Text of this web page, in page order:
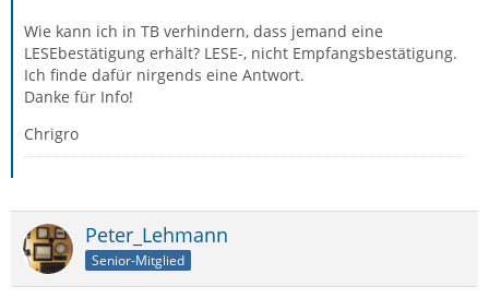
Wie kann ich in TB verhindern, dass jemand eine
LESEbestätigung erhält? LESE-, nicht Empfangsbestätigung.
Ich finde dafür nirgends eine Antwort.
Danke für Info!
Chrigro
Peter_Lehmann
Senior-Mitglied